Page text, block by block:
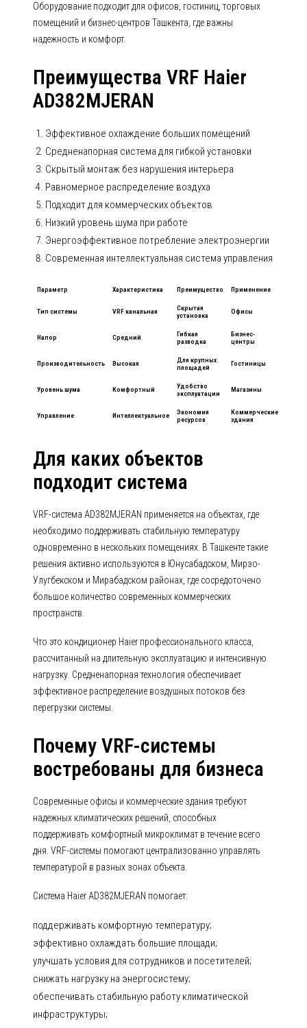
Оборудование подходит для офисов, гостиниц, торговых
помещений и бизнес-центров Ташкента, где важны
надежность и комфорт.
Преимущества VRF Haier
AD382MJERAN
Эффективное охлаждение больших помещений
Средненапорная система для гибкой установки
Скрытый монтаж без нарушения интерьера
Равномерное распределение воздуха
Подходит для коммерческих объектов
Низкий уровень шума при работе
Энергоэффективное потребление электроэнергии
Современная интеллектуальная система управления
Параметр Характеристика Преимущество Применение
Тип системы VRF канальная
Скрытая
установка
Офисы
Напор Средний
Гибкая
разводка
Бизнес-
центры
Производительность Высокая
Для крупных
площадей
Гостиницы
Уровень шума Комфортный
Удобство
эксплуатации
Магазины
Управление Интеллектуальное
Экономия
ресурсов
Коммерческие
здания
Для каких объектов
подходит система
VRF-система AD382MJERAN применяется на объектах, где
необходимо поддерживать стабильную температуру
одновременно в нескольких помещениях. В Ташкенте такие
решения активно используются в Юнусабадском, Мирзо-
Улугбекском и Мирабадском районах, где сосредоточено
большое количество современных коммерческих
пространств.
Что это кондиционер Haier профессионального класса,
рассчитанный на длительную эксплуатацию и интенсивную
нагрузку. Средненапорная технология обеспечивает
эффективное распределение воздушных потоков без
перегрузки системы.
Почему VRF-системы
востребованы для бизнеса
Современные офисы и коммерческие здания требуют
надежных климатических решений, способных
поддерживать комфортный микроклимат в течение всего
дня. VRF-системы помогают централизованно управлять
температурой в разных зонах объекта.
Система Haier AD382MJERAN помогает:
поддерживать комфортную температуру;
эффективно охлаждать большие площади;
улучшать условия для сотрудников и посетителей;
снижать нагрузку на энергосистему;
обеспечивать стабильную работу климатической
инфраструктуры;